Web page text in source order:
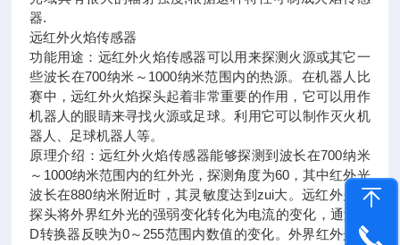
器.
远红外火焰传感器
功能用途：远红外火焰传感器可以用来探测火源或其它一
些波长在700纳米～1000纳米范围内的热源。在机器人比
赛中，远红外火焰探头起着非常重要的作用，它可以用作
机器人的眼睛来寻找火源或足球。利用它可以制作灭火机
器人、足球机器人等。
原理介绍：远红外火焰传感器能够探测到波长在700纳米
～1000纳米范围内的红外光，探测角度为60，其中红外光
波长在880纳米附近时，其灵敏度达到zui大。远红外火焰
探头将外界红外光的强弱变化转化为电流的变化，通过A/
D转换器反映为0～255范围内数值的变化。外界红外光越